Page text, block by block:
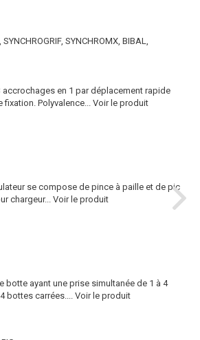
SYNCHROMX, BIBAL,
accrochages en 1 par déplacement rapide
Polyvalence...
Voir le produit
se compose de pince à paille et de pic
chargeur...
Voir le produit
botte ayant une prise simultanée de 1 à 4
bottes carrées....
Voir le produit